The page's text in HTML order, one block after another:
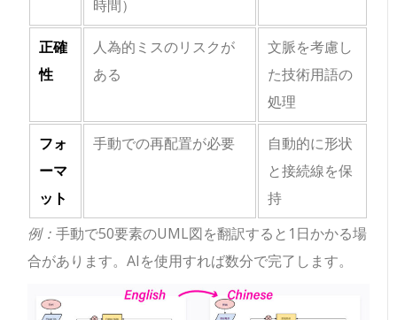
時間）
正確
性
人為的ミスのリスクが
ある
文脈を考慮し
た技術用語の
処理
フォ
ーマ
ット
手動での再配置が必要
自動的に形状
と接続線を保
持
例：手動で50要素のUML図を翻訳すると1日かかる場
合があります。AIを使用すれば数分で完了します。